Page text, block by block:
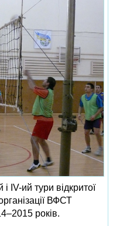
і IV-ий тури відкритої
ВФСТ
років.